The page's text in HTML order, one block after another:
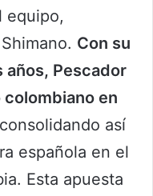
equipo,
Con su
Pescador
en
consolidando así
española en el
Esta apuesta